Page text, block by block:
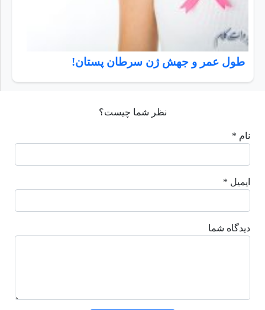
طول عمر و جهش ژن سرطان پستان!
نظر شما چیست؟
نام *
ایمیل *
دیدگاه شما